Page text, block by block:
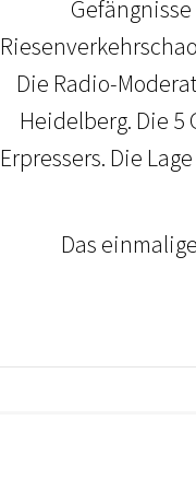
Die Radio-
Heidelberg. Die
Erpressers. Die
Das